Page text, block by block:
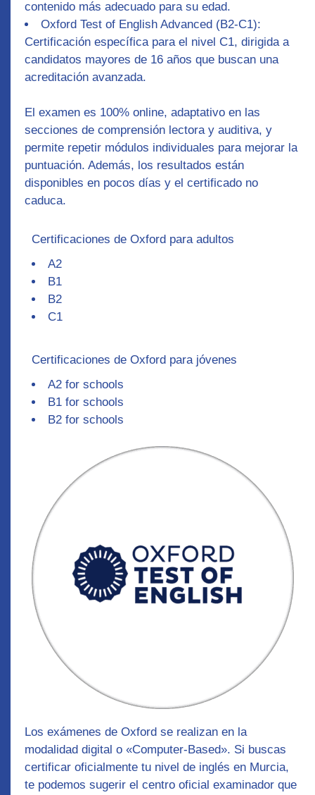
contenido más adecuado para su edad.
Oxford Test of English Advanced (B2-C1):
Certificación específica para el nivel C1, dirigida a
candidatos mayores de 16 años que buscan una
acreditación avanzada.
El examen es 100% online, adaptativo en las
secciones de comprensión lectora y auditiva, y
permite repetir módulos individuales para mejorar la
puntuación. Además, los resultados están
disponibles en pocos días y el certificado no
caduca.
Certificaciones de Oxford para adultos
A2
B1
B2
C1
Certificaciones de Oxford para jóvenes
A2 for schools
B1 for schools
B2 for schools
Los exámenes de Oxford se realizan en la
modalidad digital o «Computer-Based». Si buscas
certificar oficialmente tu nivel de inglés en Murcia,
te podemos sugerir el centro oficial examinador que